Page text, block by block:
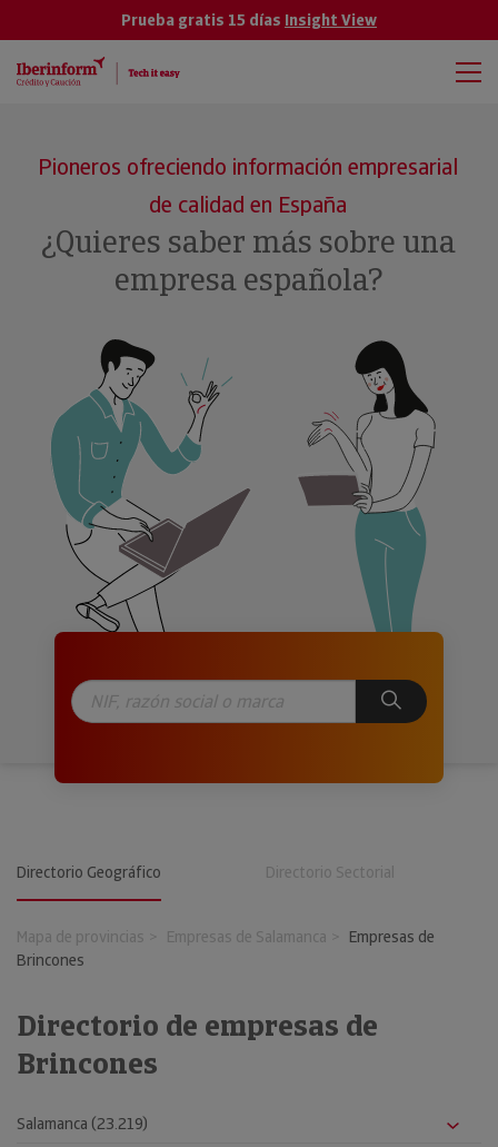
Prueba gratis 15 días Insight View
Pioneros ofreciendo información empresarial
de calidad en España
¿Quieres saber más sobre una
empresa española?
Directorio Geográfico Directorio Sectorial
Mapa de provincias Empresas de Salamanca
Empresas de
Brincones
Directorio de empresas de
Brincones